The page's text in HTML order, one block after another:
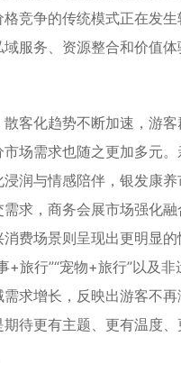
竞争的传统模式正在发生
服务、资源整合和价值体
化趋势不断加速，游客
场需求也随之更加多元
润与情感陪伴，银发康养
求，商务会展市场强化
费场景则呈现出更明显的
+旅行”“宠物+旅行”以及非
求增长，反映出游客不
待更有主题、更有温度